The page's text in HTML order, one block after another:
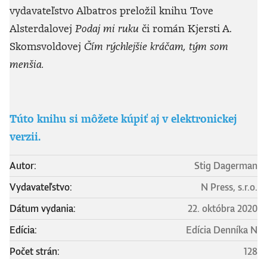
vydavateľstvo Albatros preložil knihu Tove
Alsterdalovej Podaj mi ruku či román Kjersti A.
Skomsvoldovej Čím rýchlejšie kráčam, tým som
menšia.
Túto knihu si môžete kúpiť aj v elektronickej
verzii.
Autor:
Stig Dagerman
Vydavateľstvo:
N Press, s.r.o.
Dátum vydania:
22. októbra 2020
Edícia:
Edícia Denníka N
Počet strán:
128